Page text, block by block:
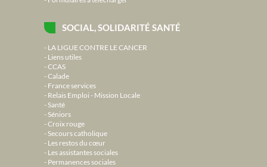
SOCIAL, SOLIDARITÉ SANTÉ
LA LIGUE CONTRE LE CANCER
Liens utiles
CCAS
Calade
France services
Relais Emploi - Mission Locale
Santé
Séniors
Croix rouge
Secours catholique
Les restos du cœur
Les assistantes sociales
Permanences sociales